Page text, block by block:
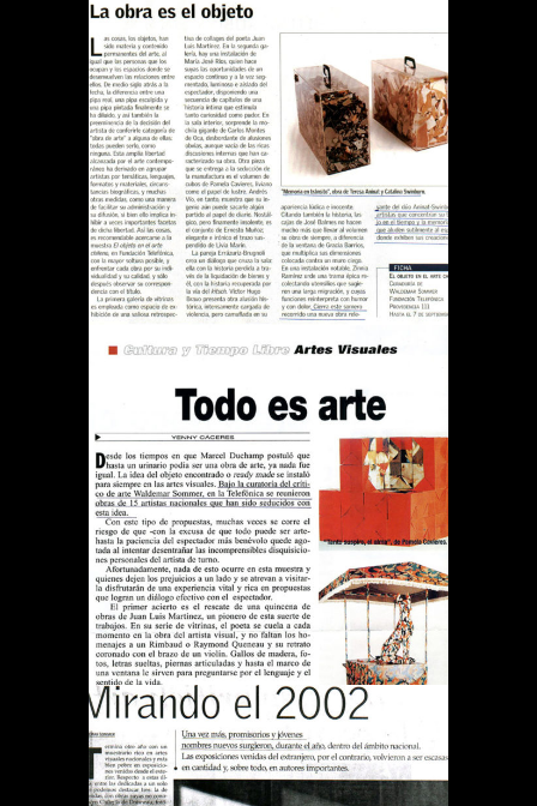
REVISTA EL SÁBADO LA
OBRA ES EL OBJETO
Publications
REVISTA QUE PASA TODO
ES ARTE
Publications